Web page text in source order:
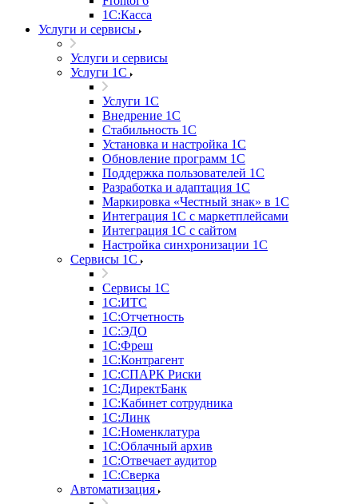
1С:Касса
Услуги и сервисы
Услуги и сервисы
Услуги 1С
Услуги 1С
Внедрение 1С
Стабильность 1С
Установка и настройка 1С
Обновление программ 1С
Поддержка пользователей 1С
Разработка и адаптация 1С
Маркировка «Честный знак» в 1С
Интеграция 1С с маркетплейсами
Интеграция 1С с сайтом
Настройка синхронизации 1С
Сервисы 1С
Сервисы 1С
1С:ИТС
1С:Отчетность
1С:ЭДО
1С:Фреш
1С:Контрагент
1С:CПАРК Риски
1С:ДиректБанк
1С:Кабинет сотрудника
1С:Линк
1С:Номенклатура
1С:Облачный архив
1С:Отвечает аудитор
1С:Сверка
Автоматизация